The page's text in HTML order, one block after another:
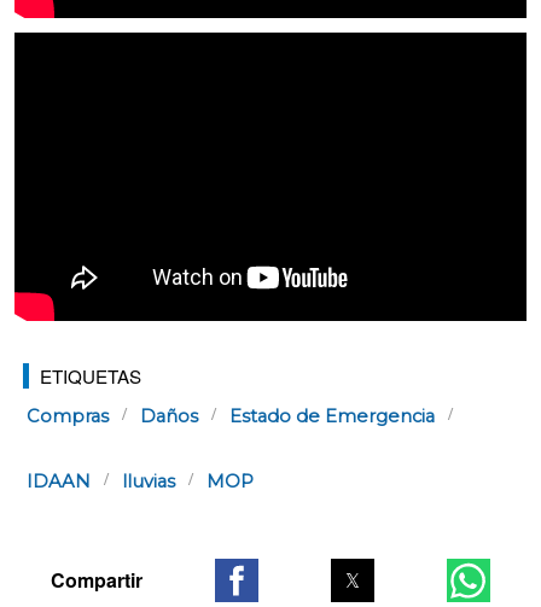
ETIQUETAS
Compras Daños Estado de Emergencia
IDAAN lluvias MOP